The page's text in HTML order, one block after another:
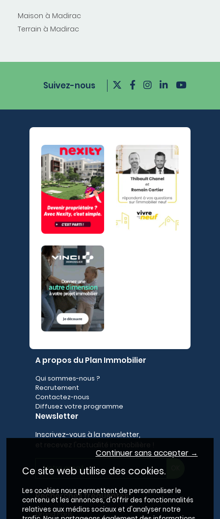
Maison à Madirac
Terrain à Madirac
Suivez-nous
A propos du Plan Immobilier
Qui sommes-nous ?
Recrutement
Contactez-nous
Diffusez votre programme
Newsletter
Inscrivez-vous à la newsletter,
Recherches fréquentes
Grand Paris
Continuer sans accepter →
Ce site web utilise des cookies.
Les cookies nous permettent de personnaliser le
contenu et les annonces, d'offrir des fonctionnalités
relatives aux médias sociaux et d'analyser notre